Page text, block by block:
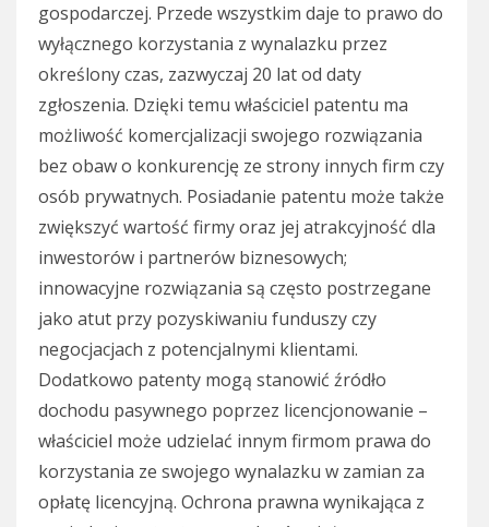
gospodarczej. Przede wszystkim daje to prawo do
wyłącznego korzystania z wynalazku przez
określony czas, zazwyczaj 20 lat od daty
zgłoszenia. Dzięki temu właściciel patentu ma
możliwość komercjalizacji swojego rozwiązania
bez obaw o konkurencję ze strony innych firm czy
osób prywatnych. Posiadanie patentu może także
zwiększyć wartość firmy oraz jej atrakcyjność dla
inwestorów i partnerów biznesowych;
innowacyjne rozwiązania są często postrzegane
jako atut przy pozyskiwaniu funduszy czy
negocjacjach z potencjalnymi klientami.
Dodatkowo patenty mogą stanowić źródło
dochodu pasywnego poprzez licencjonowanie –
właściciel może udzielać innym firmom prawa do
korzystania ze swojego wynalazku w zamian za
opłatę licencyjną. Ochrona prawna wynikająca z